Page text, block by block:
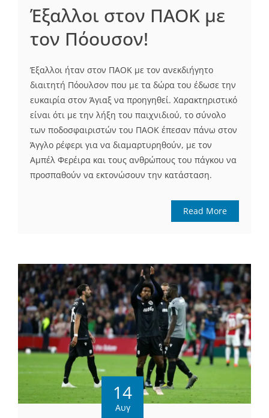
Έξαλλοι στον ΠΑΟΚ με
τον Πόουσον!
Έξαλλοι ήταν στον ΠΑΟΚ με τον ανεκδιήγητο
διαιτητή Πόουλσον που με τα δώρα του έδωσε την
ευκαιρία στον Άγιαξ να προηγηθεί. Χαρακτηριστικό
είναι ότι με την λήξη του παιχνιδιού, το σύνολο
των ποδοσφαιριστών του ΠΑΟΚ έπεσαν πάνω στον
Άγγλο ρέφερι για να διαμαρτυρηθούν, με τον
Αμπέλ Φερέιρα και τους ανθρώπους του πάγκου να
προσπαθούν να εκτονώσουν την κατάσταση.
Read More
14
Αυγ